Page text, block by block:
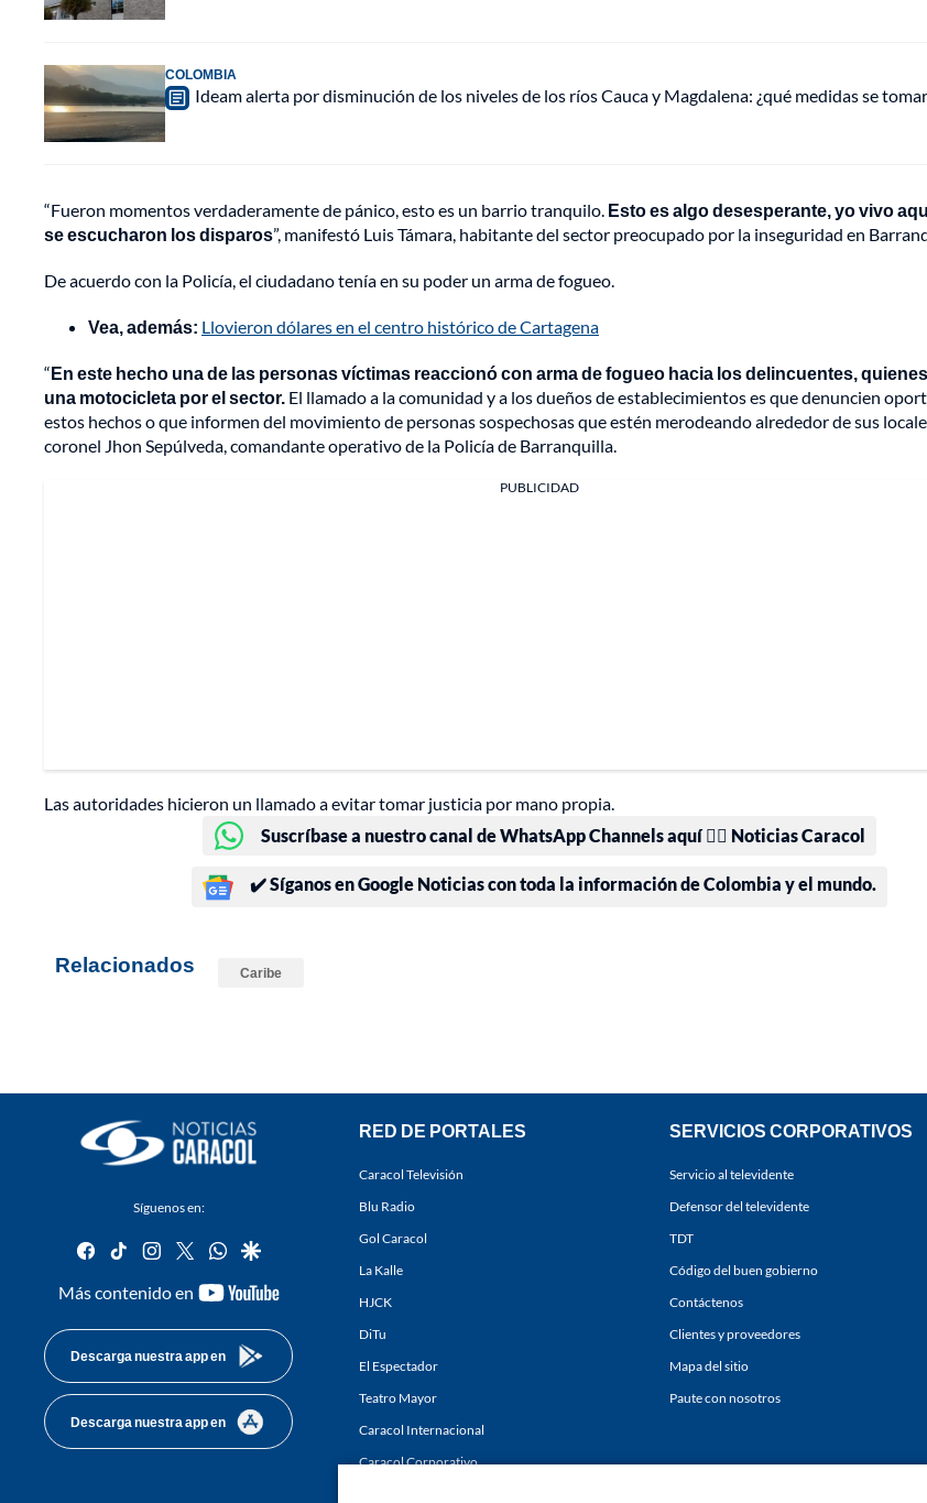
COLOMBIA
Ideam alerta por disminución de los niveles de los ríos Cauca y Magdalena: ¿qué medidas se
“Fueron momentos verdaderamente de pánico, esto es un barrio tranquilo. Esto es algo desesperante, yo vivo
se escucharon los disparos”, manifestó Luis Támara, habitante del sector preocupado por la inseguridad en
De acuerdo con la Policía, el ciudadano tenía en su poder un arma de fogueo.
Vea, además: Llovieron dólares en el centro histórico de Cartagena
“En este hecho una de las personas víctimas reaccionó con arma de fogueo hacia los delincuentes,
una motocicleta por el sector. El llamado a la comunidad y a los dueños de establecimientos es que denuncien
estos hechos o que informen del movimiento de personas sospechosas que estén merodeando alrededor de sus
coronel Jhon Sepúlveda, comandante operativo de la Policía de Barranquilla.
PUBLICIDAD
Las autoridades hicieron un llamado a evitar tomar justicia por mano propia.
Suscríbase a nuestro canal de WhatsApp Channels aquí 👉🏻 Noticias Caracol
✔️ Síganos en Google Noticias con toda la información de Colombia y el mundo.
Relacionados Caribe
Síguenos en:
facebook
tiktok instagram
twitterwhatsapp
google
Más contenido en
youtube-
Descarga nuestra app en
Descarga nuestra app en
RED DE PORTALES
Caracol Televisión
Blu Radio
Gol Caracol
La Kalle
HJCK
DiTu
El Espectador
Teatro Mayor
Caracol Internacional
Caracol Corporativo
SERVICIOS CORPORATIVOS
Servicio al televidente
Defensor del televidente
TDT
Código del buen gobierno
Contáctenos
Clientes y proveedores
Mapa del sitio
Paute con nosotros